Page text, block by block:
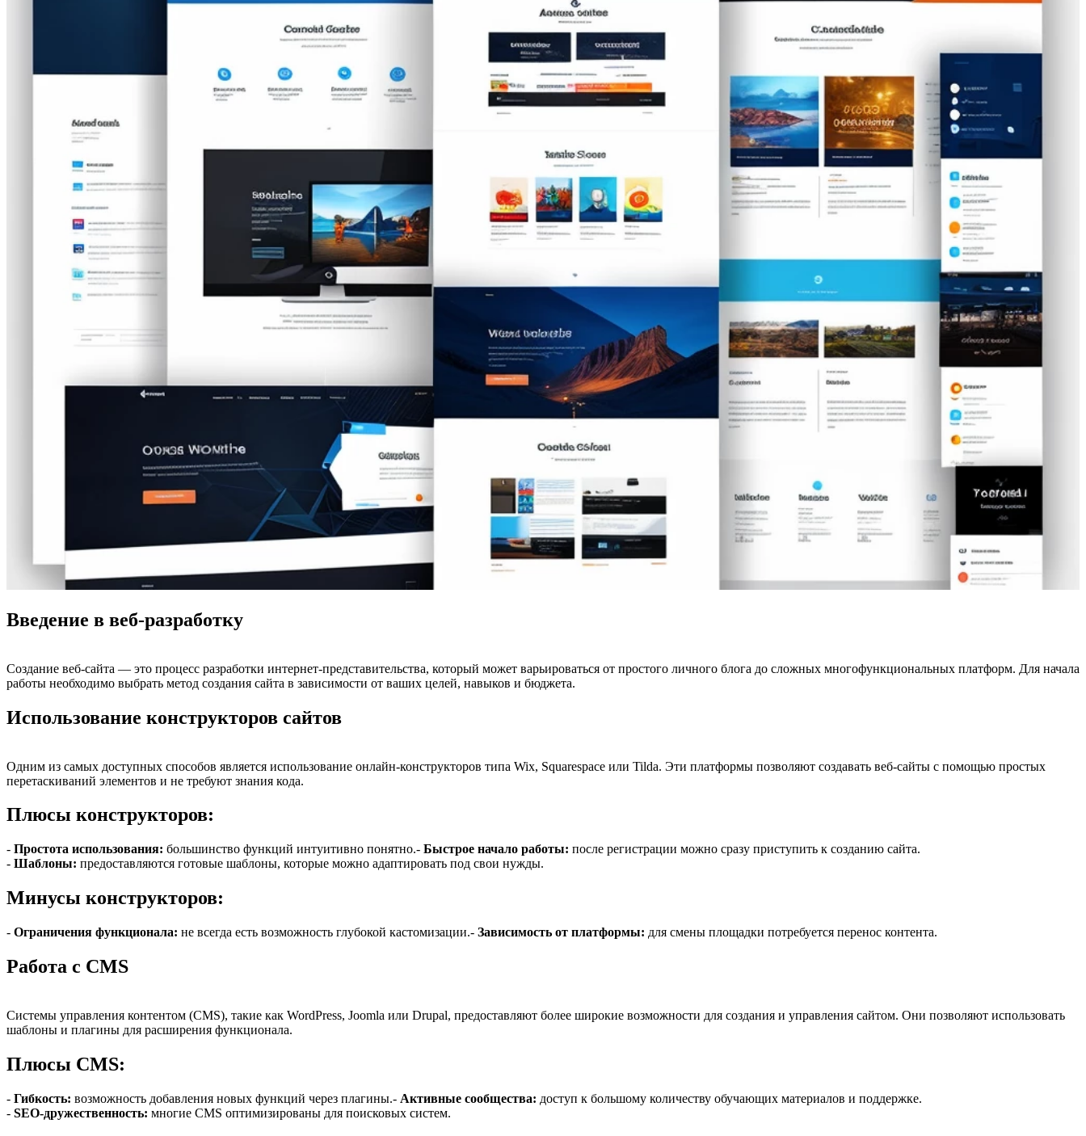
Введение в веб-разработку
Создание веб-сайта — это процесс разработки интернет-представительства, который может варьироваться от простого личного блога до сложных многофункциональных платформ. Для начала
работы необходимо выбрать метод создания сайта в зависимости от ваших целей, навыков и бюджета.
Использование конструкторов сайтов
Одним из самых доступных способов является использование онлайн-конструкторов типа Wix, Squarespace или Tilda. Эти платформы позволяют создавать веб-сайты с помощью простых
перетаскиваний элементов и не требуют знания кода.
Плюсы конструкторов:
- Простота использования: большинство функций интуитивно понятно.- Быстрое начало работы: после регистрации можно сразу приступить к созданию сайта.
- Шаблоны: предоставляются готовые шаблоны, которые можно адаптировать под свои нужды.
Минусы конструкторов:
- Ограничения функционала: не всегда есть возможность глубокой кастомизации.- Зависимость от платформы: для смены площадки потребуется перенос контента.
Работа с CMS
Системы управления контентом (CMS), такие как WordPress, Joomla или Drupal, предоставляют более широкие возможности для создания и управления сайтом. Они позволяют использовать
шаблоны и плагины для расширения функционала.
Плюсы CMS:
- Гибкость: возможность добавления новых функций через плагины.- Активные сообщества: доступ к большому количеству обучающих материалов и поддержке.
- SEO-дружественность: многие CMS оптимизированы для поисковых систем.